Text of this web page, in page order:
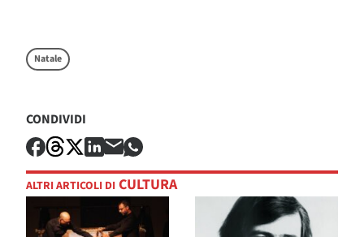
Natale
CONDIVIDI
ALTRI ARTICOLI DI CULTURA